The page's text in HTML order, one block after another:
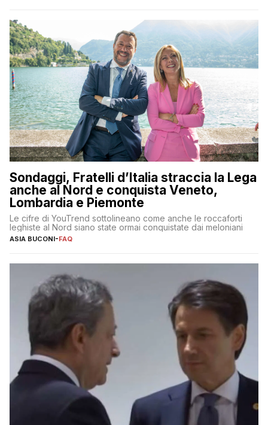
Sondaggi, Fratelli d’Italia straccia la Lega
anche al Nord e conquista Veneto,
Lombardia e Piemonte
Le cifre di YouTrend sottolineano come anche le roccaforti
leghiste al Nord siano state ormai conquistate dai meloniani
ASIA BUCONI-FAQ